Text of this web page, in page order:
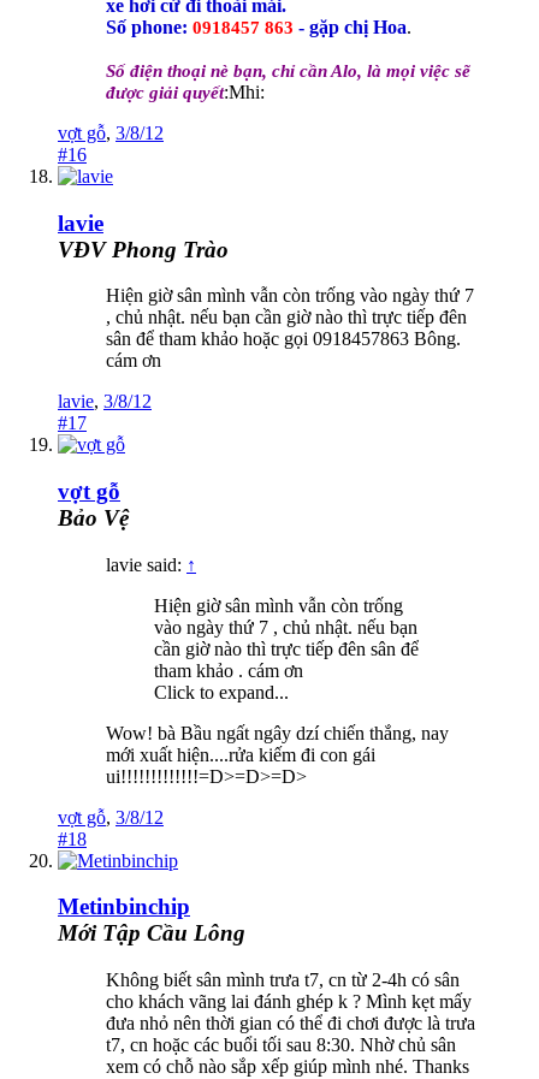
xe hơi cứ đi thoải mái.
Số phone: 0918457 863 - gặp chị Hoa.
Số điện thoại nè bạn, chỉ cần Alo, là mọi việc sẽ
được giải quyết:Mhi:
vợt gỗ, 3/8/12
#16
lavie
VĐV Phong Trào
Hiện giờ sân mình vẫn còn trống vào ngày thứ 7
, chủ nhật. nếu bạn cần giờ nào thì trực tiếp đên
sân để tham khảo hoặc gọi 0918457863 Bông.
cám ơn
lavie, 3/8/12
#17
vợt gỗ
Bảo Vệ
lavie said: ↑
Hiện giờ sân mình vẫn còn trống
vào ngày thứ 7 , chủ nhật. nếu bạn
cần giờ nào thì trực tiếp đên sân để
tham khảo . cám ơn
Click to expand...
Wow! bà Bầu ngất ngây dzí chiến thắng, nay
mới xuất hiện....rửa kiếm đi con gái
ui!!!!!!!!!!!!!=D>=D>=D>
vợt gỗ, 3/8/12
#18
Metinbinchip
Mới Tập Cầu Lông
Không biết sân mình trưa t7, cn từ 2-4h có sân
cho khách vãng lai đánh ghép k ? Mình kẹt mấy
đưa nhỏ nên thời gian có thể đi chơi được là trưa
t7, cn hoặc các buổi tối sau 8:30. Nhờ chủ sân
xem có chỗ nào sắp xếp giúp mình nhé. Thanks